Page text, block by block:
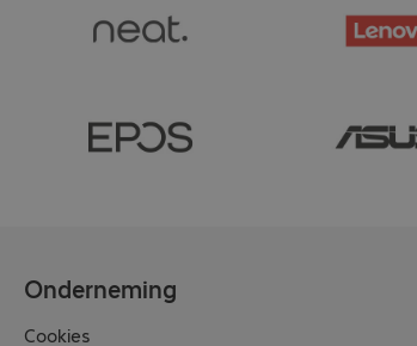
Onderneming
Cookies